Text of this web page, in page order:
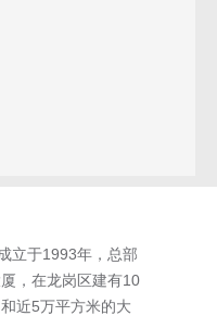
于1993年，总部
，在龙岗区建有10
近5万平方米的大